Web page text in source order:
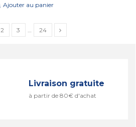
Ajouter au panier
2 3 24
Livraison gratuite
à partir de 80€ d'achat